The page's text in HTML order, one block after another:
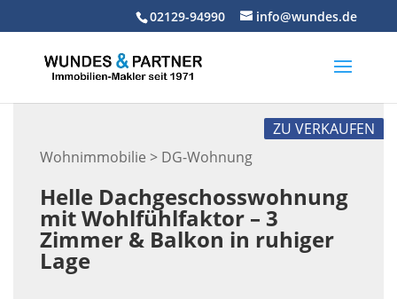
02129-94990 info@wundes.de
Wohnimmobilie > DG-Wohnung
ZU VERKAUFEN
Helle Dachgeschosswohnung
mit Wohlfühlfaktor – 3
Zimmer & Balkon in ruhiger
Lage